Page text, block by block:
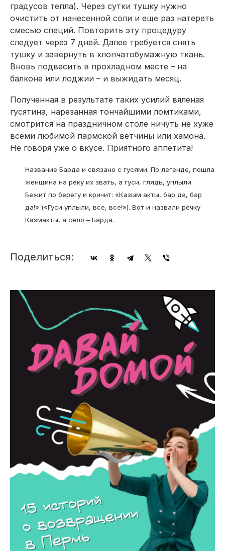
градусов тепла). Через сутки тушку нужно
очистить от нанесенной соли и еще раз натереть
смесью специй. Повторить эту процедуру
следует через 7 дней. Далее требуется снять
тушку и завернуть в хлопчатобумажную ткань.
Вновь подвесить в прохладном месте – на
балконе или лоджии – и выжидать месяц.
Полученная в результате таких усилий вяленая
гусятина, нарезанная тончайшими ломтиками,
смотрится на праздничном столе ничуть не хуже
всеми любимой пармской ветчины или хамона.
Не говоря уже о вкусе. Приятного аппетита!
Название Барда и связано с гусями. По легенде, пошла
женщина на реку их звать, а гуси, глядь, уплыли.
Бежит по берегу и кричит: «Казым акты, бар да, бар
да!» («Гуси уплыли, все, все!»). Вот и назвали речку
Казмакты, а село – Барда.
Поделиться: